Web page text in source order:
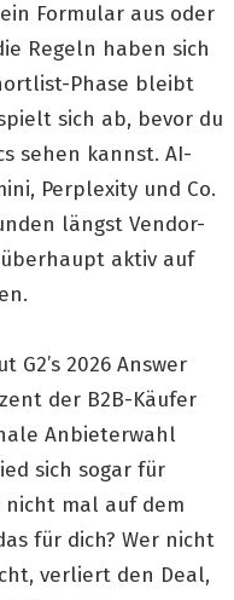
Formular aus oder
Regeln haben sich
Phase bleibt
sich ab, bevor du
sehen kannst. AI-
Perplexity und Co.
längst Vendor-
aktiv auf
G2’s 2026 Answer
der B2B-Käufer
Anbieterwahl
sich sogar für
mal auf dem
für dich? Wer nicht
verliert den Deal,